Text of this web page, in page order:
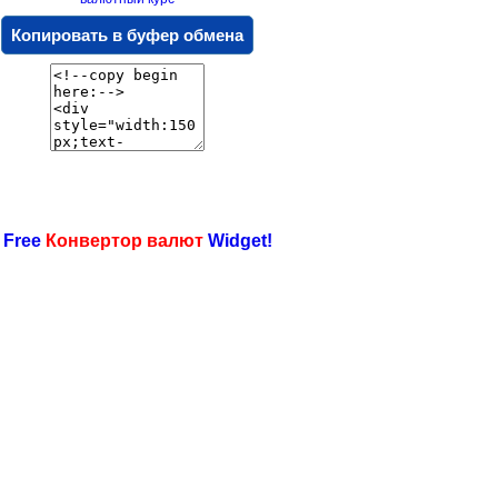
Копировать в буфер обмена
Конвертор валют Widget!